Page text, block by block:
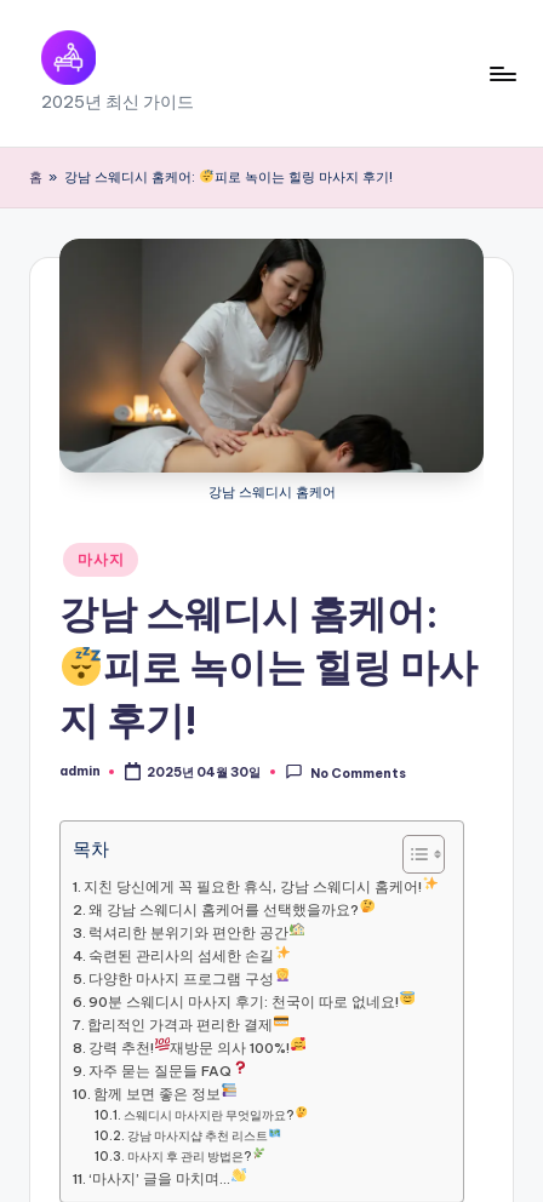
content
출
장
마
지
찾
기
2025년 최신 가이드
홈 » 강남 스웨디시 홈케어: 피로 녹이는 힐링 마사지 후기!
강남 스웨디시 홈케어
Posted
in
마사지
강남 스웨디시 홈케어:
피로 녹이는 힐링 마사
지 후기!
Posted
admin 2025년 04월 30일 No Comments
목차
지친 당신에게 꼭 필요한 휴식, 강남 스웨디시 홈케어!
왜 강남 스웨디시 홈케어를 선택했을까요?
럭셔리한 분위기와 편안한 공간
숙련된 관리사의 섬세한 손길
다양한 마사지 프로그램 구성
90분 스웨디시 마사지 후기: 천국이 따로 없네요!
합리적인 가격과 편리한 결제
강력 추천!
재방문 의사 100%!
자주 묻는 질문들 FAQ
함께 보면 좋은 정보
스웨디시 마사지란 무엇일까요?
강남 마사지샵 추천 리스트
마사지 후 관리 방법은?
‘마사지’ 글을 마치며…